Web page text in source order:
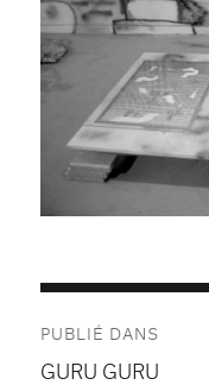
de
PUBLIÉ DANS
GURU GURU